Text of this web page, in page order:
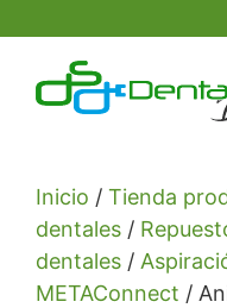
contenido
Inicio / Tienda
dentales /
dentales /
METAConnect /